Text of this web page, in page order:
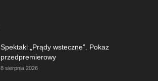
Spektakl „Prądy wsteczne”. Pokaz
przedpremierowy
8 sierpnia 2026